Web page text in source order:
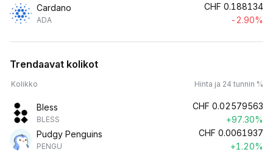
Cardano
ADA
CHF 0.188134
-2.90%
Trendaavat kolikot
Kolikko Hinta ja 24 tunnin %
Bless
BLESS
CHF 0.02579563
+97.30%
Pudgy Penguins
PENGU
CHF 0.0061937
+1.20%